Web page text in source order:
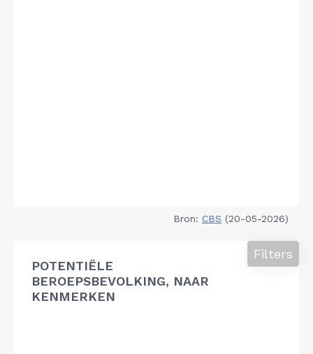
Bron: CBS (20-05-2026)
POTENTIËLE
BEROEPSBEVOLKING, NAAR
KENMERKEN
Filters